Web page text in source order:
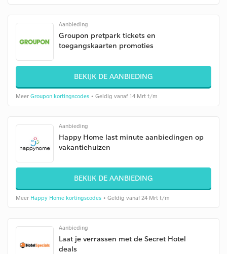
Aanbieding
Groupon pretpark tickets en
toegangskaarten promoties
BEKIJK DE AANBIEDING
Meer Groupon kortingscodes • Geldig vanaf 14 Mrt t/m
Aanbieding
Happy Home last minute aanbiedingen op
vakantiehuizen
BEKIJK DE AANBIEDING
Meer Happy Home kortingscodes • Geldig vanaf 24 Mrt t/m
Aanbieding
Laat je verrassen met de Secret Hotel
deals